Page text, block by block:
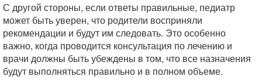
С другой стороны, если ответы правильные, педиатр
может быть уверен, что родители восприняли
рекомендации и будут им следовать. Это особенно
важно, когда проводится консультация по лечению и
врачи должны быть убеждены в том, что все назначения
будут выполняться правильно и в полном объеме.